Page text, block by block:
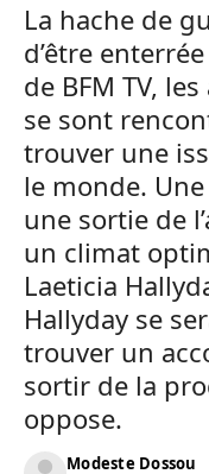
La hache de
d’être
de BFM TV,
se sont
trouver une
le monde.
une sortie de
un climat
Laeticia
Hallyday se
trouver un
sortir de la
oppose.
Modeste Dossou